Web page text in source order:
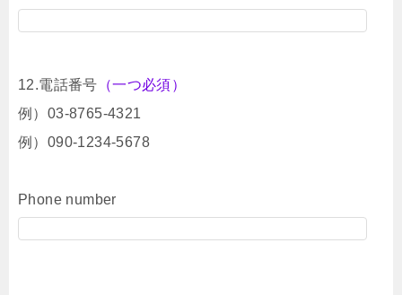
12.電話番号 （一つ必須）
例）03-8765-4321
例）090-1234-5678
Phone number